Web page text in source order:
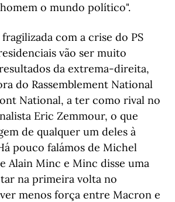
o mundo político".
com a crise do PS
vão ser muito
da extrema-direita,
do Rassemblement National
National, a ter como rival no
Eric Zemmour, o que
de qualquer um deles à
pouco falámos de Michel
Alain Minc e Minc disse uma
na primeira volta no
menos força entre Macron e